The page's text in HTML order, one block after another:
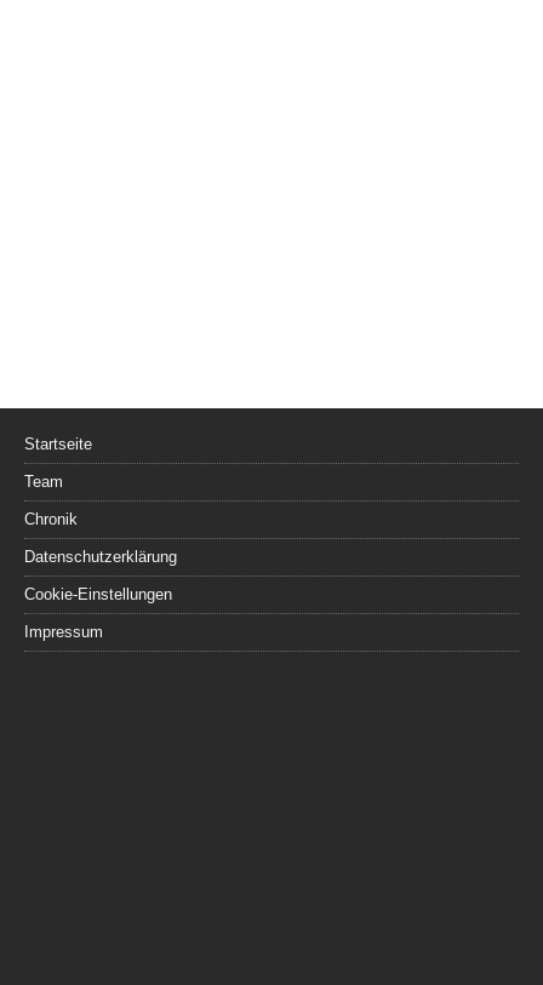
Startseite
Team
Chronik
Datenschutzerklärung
Cookie-Einstellungen
Impressum